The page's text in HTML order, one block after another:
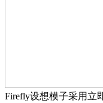
Firefly设想模子采用立